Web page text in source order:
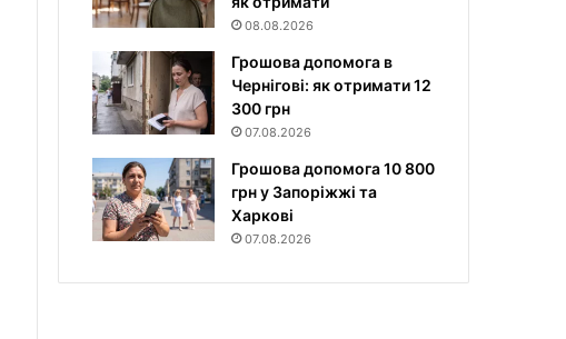
08.08.2026
Грошова допомога в
Чернігові: як отримати 12
300 грн
07.08.2026
Грошова допомога 10 800
грн у Запоріжжі та
Харкові
07.08.2026